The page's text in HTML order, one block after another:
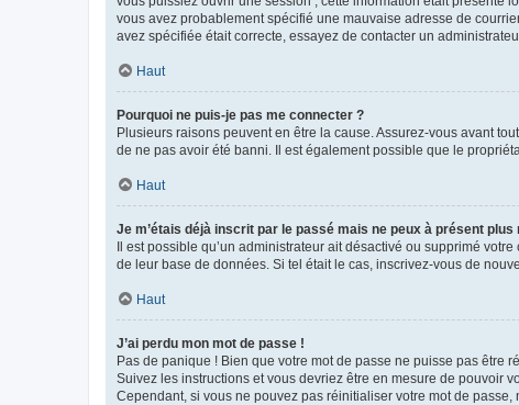
vous avez probablement spécifié une mauvaise adresse de
avez spécifiée était correcte, essayez de contacter un
Haut
Pourquoi ne puis-je pas me connecter ?
Plusieurs raisons peuvent en être la cause. Assurez-vous avant
de ne pas avoir été banni. Il est également possible que le
Haut
Je m’étais déjà inscrit par le passé mais ne peux à présent plus
Il est possible qu’un administrateur ait désactivé ou supprimé
de leur base de données. Si tel était le cas, inscrivez-vous de
Haut
J’ai perdu mon mot de passe !
Pas de panique ! Bien que votre mot de passe ne puisse pas être
Suivez les instructions et vous devriez être en mesure de pouvoir
Cependant, si vous ne pouvez pas réinitialiser votre mot de